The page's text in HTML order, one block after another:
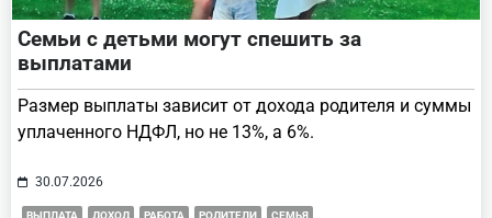
Семьи с детьми могут спешить за
выплатами
Размер выплаты зависит от дохода родителя и суммы
уплаченного НДФЛ, но не 13%, а 6%.
30.07.2026
ВЫПЛАТА ДОХОД РАБОТА РОДИТЕЛИ СЕМЬЯ